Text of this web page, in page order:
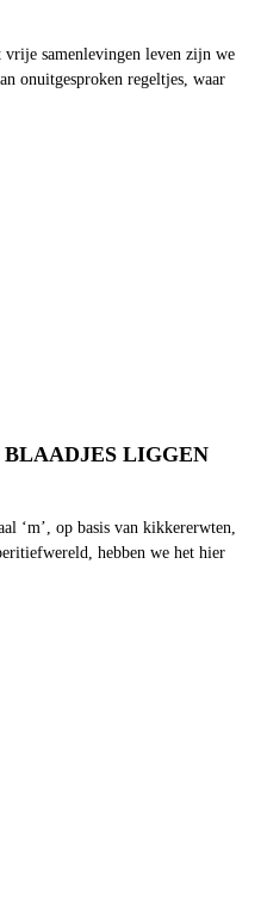
vrije samenlevingen leven zijn we
onuitgesproken regeltjes, waar
LIGGEN
‘m’, op basis van kikkererwten,
hebben we het hier